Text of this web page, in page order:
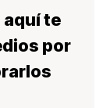
te
por